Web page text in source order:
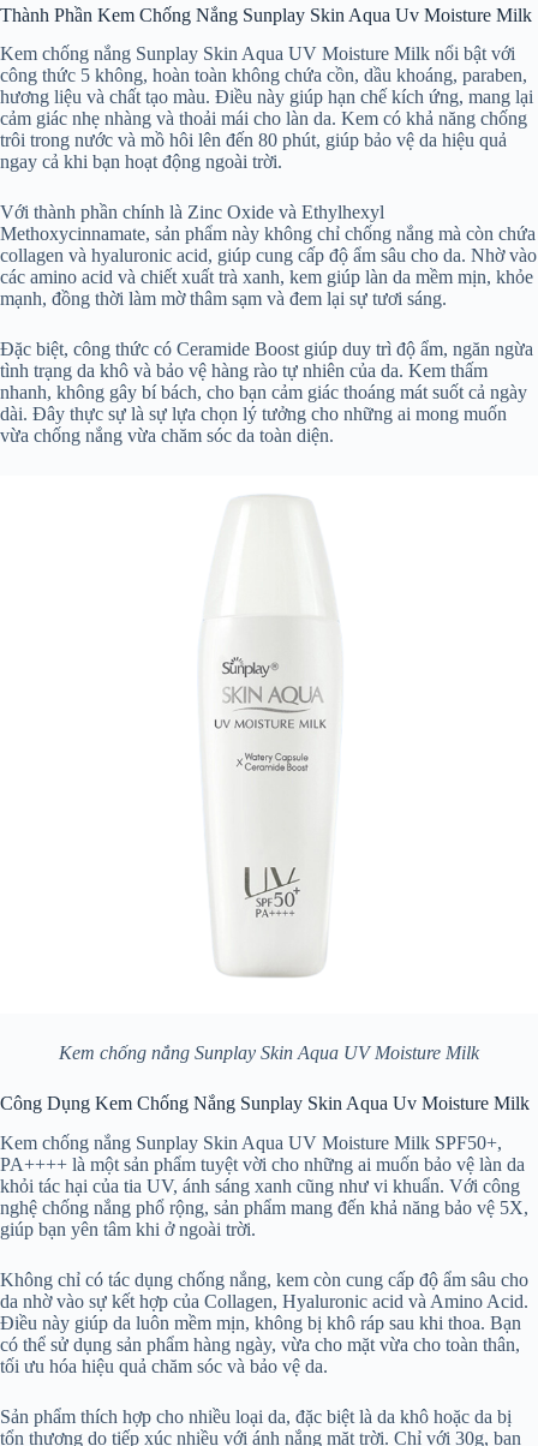
Thành Phần Kem Chống Nắng Sunplay Skin Aqua Uv Moisture Milk
Kem chống nắng Sunplay Skin Aqua UV Moisture Milk nổi bật với
công thức 5 không, hoàn toàn không chứa cồn, dầu khoáng, paraben,
hương liệu và chất tạo màu. Điều này giúp hạn chế kích ứng, mang lại
cảm giác nhẹ nhàng và thoải mái cho làn da. Kem có khả năng chống
trôi trong nước và mồ hôi lên đến 80 phút, giúp bảo vệ da hiệu quả
ngay cả khi bạn hoạt động ngoài trời.
Với thành phần chính là Zinc Oxide và Ethylhexyl
Methoxycinnamate, sản phẩm này không chỉ chống nắng mà còn chứa
collagen và hyaluronic acid, giúp cung cấp độ ẩm sâu cho da. Nhờ vào
các amino acid và chiết xuất trà xanh, kem giúp làn da mềm mịn, khỏe
mạnh, đồng thời làm mờ thâm sạm và đem lại sự tươi sáng.
Đặc biệt, công thức có Ceramide Boost giúp duy trì độ ẩm, ngăn ngừa
tình trạng da khô và bảo vệ hàng rào tự nhiên của da. Kem thấm
nhanh, không gây bí bách, cho bạn cảm giác thoáng mát suốt cả ngày
dài. Đây thực sự là sự lựa chọn lý tưởng cho những ai mong muốn
vừa chống nắng vừa chăm sóc da toàn diện.
Kem chống nắng Sunplay Skin Aqua UV Moisture Milk
Công Dụng Kem Chống Nắng Sunplay Skin Aqua Uv Moisture Milk
Kem chống nắng Sunplay Skin Aqua UV Moisture Milk SPF50+,
PA++++ là một sản phẩm tuyệt vời cho những ai muốn bảo vệ làn da
khỏi tác hại của tia UV, ánh sáng xanh cũng như vi khuẩn. Với công
nghệ chống nắng phổ rộng, sản phẩm mang đến khả năng bảo vệ 5X,
giúp bạn yên tâm khi ở ngoài trời.
Không chỉ có tác dụng chống nắng, kem còn cung cấp độ ẩm sâu cho
da nhờ vào sự kết hợp của Collagen, Hyaluronic acid và Amino Acid.
Điều này giúp da luôn mềm mịn, không bị khô ráp sau khi thoa. Bạn
có thể sử dụng sản phẩm hàng ngày, vừa cho mặt vừa cho toàn thân,
tối ưu hóa hiệu quả chăm sóc và bảo vệ da.
Sản phẩm thích hợp cho nhiều loại da, đặc biệt là da khô hoặc da bị
tổn thương do tiếp xúc nhiều với ánh nắng mặt trời. Chỉ với 30g, bạn